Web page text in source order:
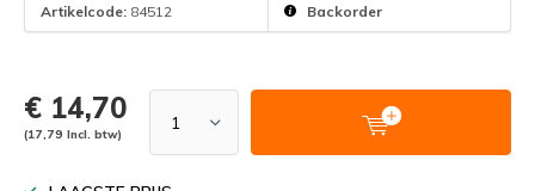
Artikelcode: 84512 Backorder
€ 14,70
(17,79 Incl. btw)